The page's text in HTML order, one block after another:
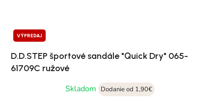
VÝPREDAJ
D.D.STEP športové sandále "Quick Dry" 065-
61709C ružové
Skladom
Dodanie od 1,90€